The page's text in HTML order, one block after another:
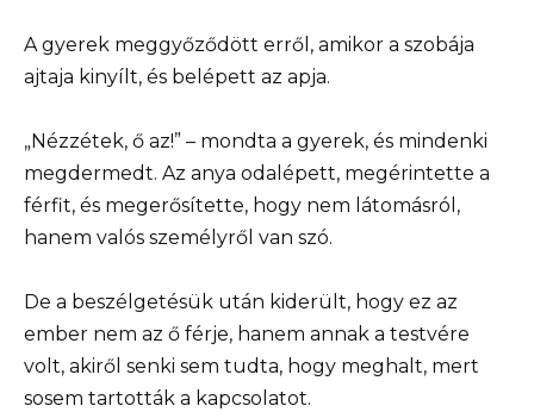
A gyerek meggyőződött erről, amikor a szobája
ajtaja kinyílt, és belépett az apja.
„Nézzétek, ő az!” – mondta a gyerek, és mindenki
megdermedt. Az anya odalépett, megérintette a
férfit, és megerősítette, hogy nem látomásról,
hanem valós személyről van szó.
De a beszélgetésük után kiderült, hogy ez az
ember nem az ő férje, hanem annak a testvére
volt, akiről senki sem tudta, hogy meghalt, mert
sosem tartották a kapcsolatot.